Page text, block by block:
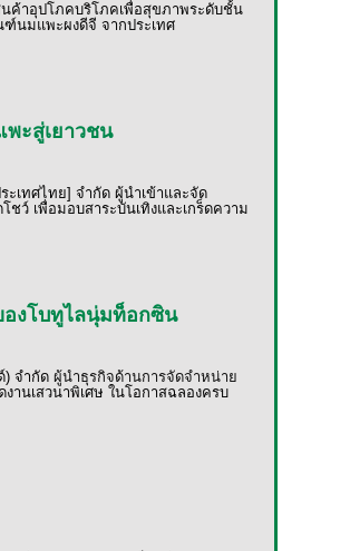
าอุปโภคบริโภคเพื่อสุขภาพระดับชั้น
นมแพะผงดีจี จากประเทศ
ะสู่เยาวชน
ะเทศไทย] จำกัด ผู้นำเข้าและจัด
เพื่อมอบสาระบันเทิงและเกร็ดความ
องโบทูไลนุ่มท็อกซิน
) จำกัด ผู้นำธุรกิจด้านการจัดจำหน่าย
งานเสวนาพิเศษ ในโอกาสฉลองครบ